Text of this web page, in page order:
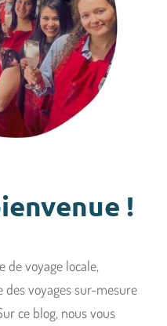
!
de voyage locale,
des voyages sur-mesure
ce blog, nous vous